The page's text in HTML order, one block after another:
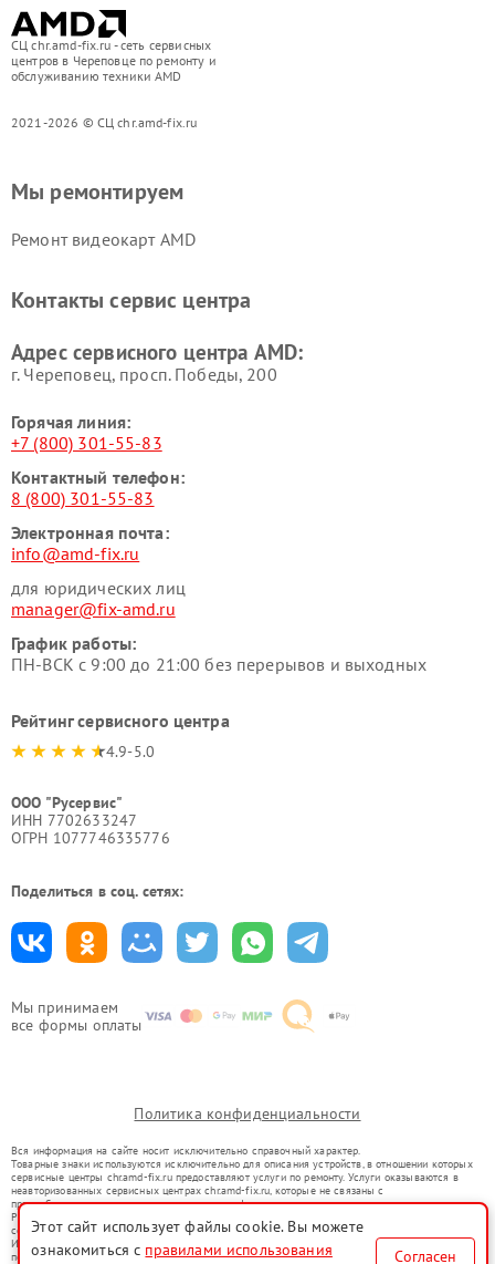
СЦ chr.amd-fix.ru - сеть сервисных
центров в Череповце по ремонту и
обслуживанию техники AMD
2021-2026 © СЦ chr.amd-fix.ru
Мы принимаем
все формы оплаты
Мы ремонтируем
Ремонт видеокарт AMD
Контакты сервис центра
Адрес сервисного центра AMD:
г. Череповец, просп. Победы, 200
Горячая линия:
+7 (800) 301-55-83
Контактный телефон:
8 (800) 301-55-83
Электронная почта:
info@amd-fix.ru
для юридических лиц
manager@fix-amd.ru
График работы:
ПН-ВСК с 9:00 до 21:00 без перерывов и выходных
Рейтинг сервисного центра
4.9-5.0
ООО "Русервис"
ИНН 7702633247
ОГРН 1077746335776
Поделиться в соц. сетях:
Политика конфиденциальности
Вся информация на сайте носит исключительно справочный характер.
Товарные знаки используются исключительно для описания устройств, в отношении которых
сервисные центры chr.amd-fix.ru предоставляют услуги по ремонту. Услуги оказываются в
неавторизованных сервисных центрах chr.amd-fix.ru, которые не связаны с
правообладателями товарных знаков или их официальными представителями.
Ремонт осуществляется для устройств, уже введенных в гражданский оборот в соответствии
со статьей 1487 ГК РФ.
Использование товарных знаков не преследует цели индивидуализации услуг или введения
потребителей в заблуждение, а служит для информирования о предоставляемых услугах по
Этот сайт использует файлы cookie. Вы можете
ознакомиться с правилами использования
Согласен